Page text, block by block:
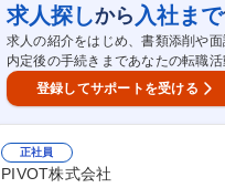
バーが困らないためのツール・仕組み開発■現
ドエンジニア/リ－ダー/土木業界DX
求人探しから 入社まで
求人の紹介をはじめ、書類添削や
内定後の手続きまであなたの転職活
登録してサポートを受ける
正社員
PIVOT株式会社